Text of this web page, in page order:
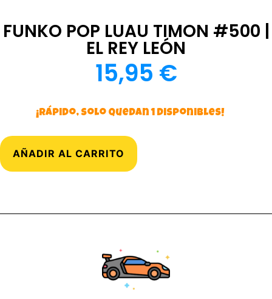
FUNKO POP LUAU TIMON #500 |
EL REY LEÓN
15,95 €
¡Rápido, solo quedan 1 disponibles!
AÑADIR AL CARRITO